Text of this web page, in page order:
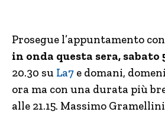
Prosegue l’appuntamento con
in onda questa sera, sabato
20.30 su La7 e domani,
ora ma con una durata più
alle 21.15. Massimo